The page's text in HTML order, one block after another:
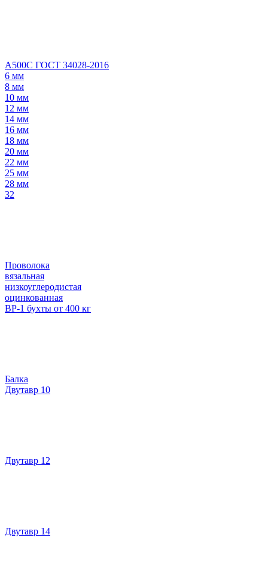
А500С ГОСТ 34028-2016
6 мм
8 мм
10 мм
12 мм
14 мм
16 мм
18 мм
20 мм
22 мм
25 мм
28 мм
32
Проволока
вязальная
низкоуглеродистая
оцинкованная
ВР-1 бухты от 400 кг
Балка
Двутавр 10
Двутавр 12
Двутавр 14